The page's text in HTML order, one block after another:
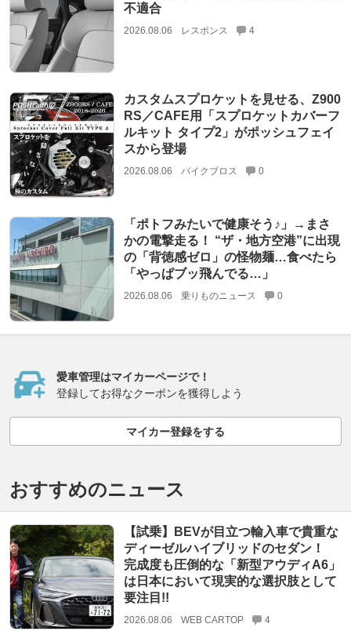
不適合
2026.08.06 レスポンス 4
カスタムスプロケットを見せる、Z900
RS／CAFE用「スプロケットカバーフ
ルキット タイプ2」がポッシュフェイ
スから登場
2026.08.06 バイクブロス 0
「ポトフみたいで健康そう♪」→まさ
かの電撃走る！ “ザ・地方空港”に出現
の「背徳感ゼロ」の怪物麺…食べたら
「やっぱブッ飛んでる…」
2026.08.06 乗りものニュース 0
愛車管理はマイカーページで！
登録してお得なクーポンを獲得しよう
マイカー登録をする
おすすめのニュース
【試乗】BEVが目立つ輸入車で貴重な
ディーゼルハイブリッドのセダン！
完成度も圧倒的な「新型アウディA6」
は日本において現実的な選択肢として
要注目!!
2026.08.06 WEB CARTOP 4